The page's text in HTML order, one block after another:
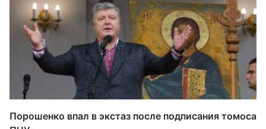
Порошенко впал в экстаз после подписания томоса